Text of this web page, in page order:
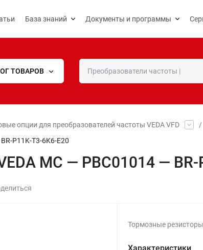
База знаний Документы и программы
ТОВАРОВ
опции для преобразователей частоты VEDA VFD /
P11K-T3-6K6-E20
MC — PBC01014 — BR-
Тормозные